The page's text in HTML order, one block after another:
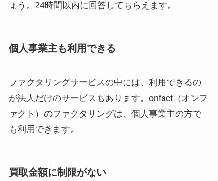
ょう。24時間以内に回答してもらえます。
個人事業主も利用できる
ファクタリングサービスの中には、利用できるの
が法人だけのサービスもあります。onfact（オンフ
ァクト）のファクタリングは、個人事業主の方で
も利用できます。
買取金額に制限がない